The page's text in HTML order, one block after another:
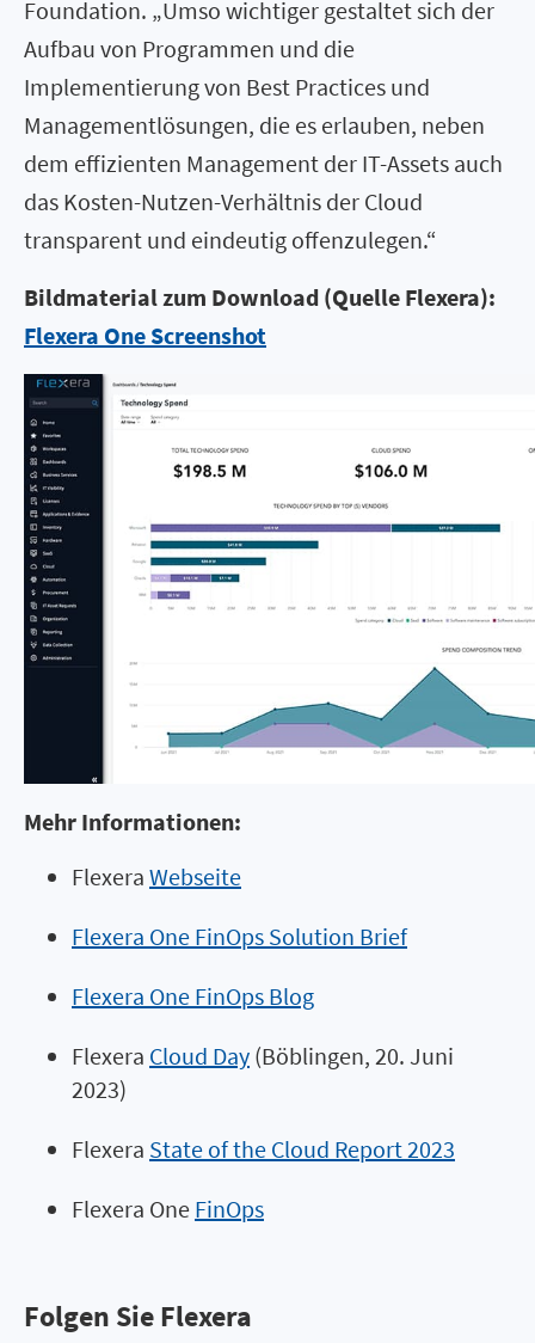
Foundation. „Umso wichtiger gestaltet sich der
Aufbau von Programmen und die
Implementierung von Best Practices und
Managementlösungen, die es erlauben, neben
dem effizienten Management der IT-Assets auch
das Kosten-Nutzen-Verhältnis der Cloud
transparent und eindeutig offenzulegen.“
Bildmaterial zum Download (Quelle Flexera):
Flexera One Screenshot
Mehr Informationen:
Flexera Webseite
Flexera One FinOps Solution Brief
Flexera One FinOps Blog
Flexera Cloud Day (Böblingen, 20. Juni
2023)
Flexera State of the Cloud Report 2023
Flexera One FinOps
Folgen Sie Flexera